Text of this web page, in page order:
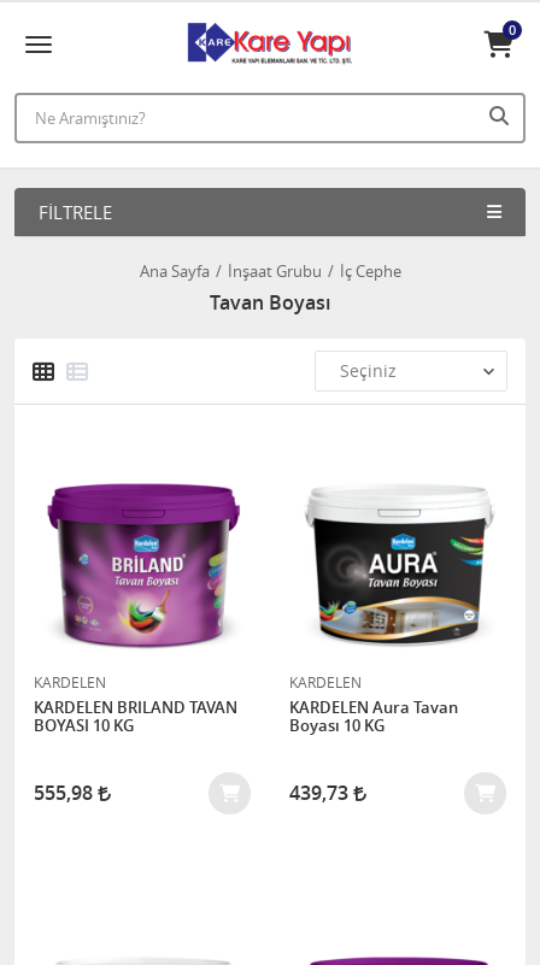
0
FILTRELE
Ana Sayfa İnşaat Grubu İç Cephe
Tavan Boyası
KARDELEN
KARDELEN BRILAND TAVAN
BOYASI 10 KG
555,98
KARDELEN
KARDELEN Aura Tavan
Boyası 10 KG
439,73